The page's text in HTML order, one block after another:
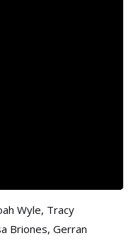
Wyle, Tracy
Briones, Gerran